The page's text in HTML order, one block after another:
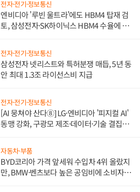
전자·전기·정보통신
엔비디아 '루빈 울트라'에도 HBM4 탑재 검
토, 삼성전자·SK하이닉스 HBM4 수율에 주
전자·전기·정보통신
삼성전자 넷리스트와 특허분쟁 매듭, 5년 동
안 최대 1.3조 라이선스비 지급
전자·전기·정보통신
[AI 뭉쳐야 산다⑧] LG·엔비디아 '피지컬 AI'
동맹 강화, 구광모 제조·데이터·기술 결집
자동차·부품
BYD코리아 가격 앞세워 수입차 4위 올랐지
만, BMW·벤츠보다 높은 공임비에 소비자